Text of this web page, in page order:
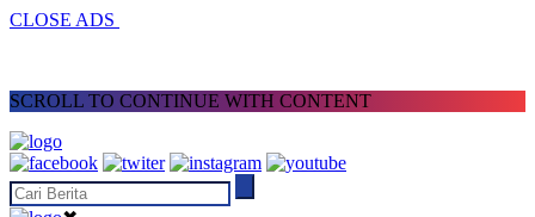
CLOSE ADS
SCROLL TO CONTINUE WITH CONTENT